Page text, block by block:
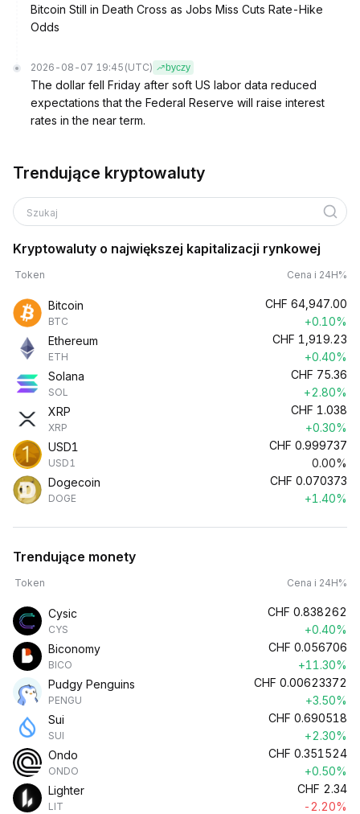
Bitcoin Still in Death Cross as Jobs Miss Cuts Rate-Hike
Odds
2026-08-07 19:45 (UTC) byczy
The dollar fell Friday after soft US labor data reduced
expectations that the Federal Reserve will raise interest
rates in the near term.
Trendujące kryptowaluty
Szukaj
Kryptowaluty o największej kapitalizacji rynkowej
Token Cena i 24H%
Bitcoin
BTC
CHF 64,947.00
+0.10%
Ethereum
ETH
CHF 1,919.23
+0.40%
Solana
SOL
CHF 75.36
+2.80%
XRP
XRP
CHF 1.038
+0.30%
USD1
USD1
CHF 0.999737
0.00%
Dogecoin
DOGE
CHF 0.070373
+1.40%
Trendujące monety
Token Cena i 24H%
Cysic
CYS
CHF 0.838262
+0.40%
Biconomy
BICO
CHF 0.056706
+11.30%
Pudgy Penguins
PENGU
CHF 0.00623372
+3.50%
Sui
SUI
CHF 0.690518
+2.30%
Ondo
ONDO
CHF 0.351524
+0.50%
Lighter
LIT
CHF 2.34
-2.20%